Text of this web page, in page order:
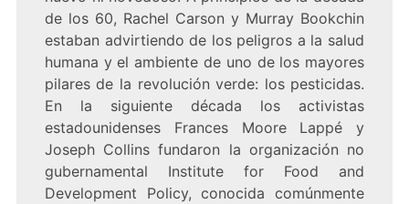
de los 60, Rachel Carson y Murray Bookchin
estaban advirtiendo de los peligros a la salud
humana y el ambiente de uno de los mayores
pilares de la revolución verde: los pesticidas.
En la siguiente década los activistas
estadounidenses Frances Moore Lappé y
Joseph Collins fundaron la organización no
gubernamental Institute for Food and
Development Policy, conocida comúnmente